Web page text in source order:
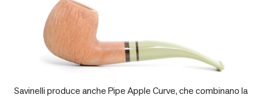
Savinelli produce anche Pipe Apple Curve, che combinano la